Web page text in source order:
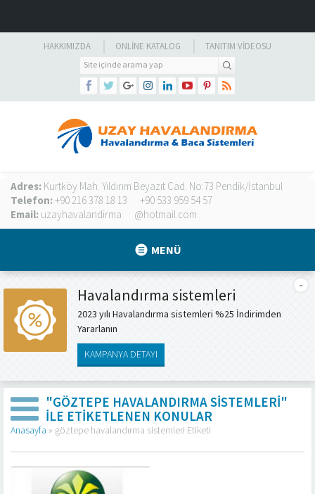
HAKKIMIZDA ONLINE KATALOG TANITIM VIDEOSU
Adres: Kurtköy Mah. Yıldırım Beyazıt Cad. No:73 Pendik/İstanbul
Telefon: +90 216 378 18 13
+90 533 959 54 57
Email: uzayhavalandirma @hotmail.com
MENÜ
Havalandırma sistemleri
2023 yılı Havalandırma sistemleri %25 İndirimden
Yararlanın
KAMPANYA DETAYI
"GÖZTEPE HAVALANDIRMA SISTEMLERI"
ILE ETIKETLENEN KONULAR
Anasayfa » göztepe havalandırma sistemleri Etiketi